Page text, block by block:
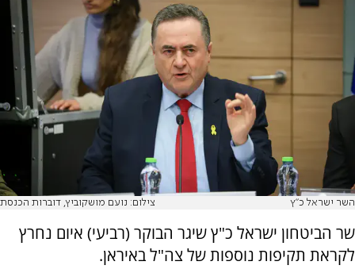
השר ישראל כ"ץ צילום: נועם מושקוביץ, דוברות הכנסת
שר הביטחון ישראל כ"ץ שיגר הבוקר (רביעי) איום נחרץ
לקראת תקיפות נוספות של צה"ל באיראן.